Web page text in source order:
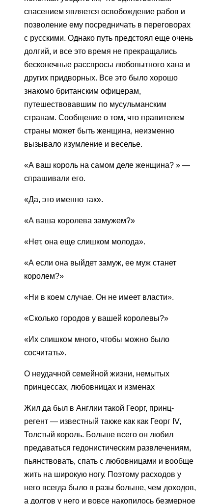
спасением является освобождение рабов и
позволение ему посредничать в переговорах
с русскими. Однако путь предстоял еще очень
долгий, и все это время не прекращались
бесконечные расспросы любопытного хана и
других придворных. Все это было хорошо
знакомо британским офицерам,
путешествовавшим по мусульманским
странам. Сообщение о том, что правителем
страны может быть женщина, неизменно
вызывало изумление и веселье.
«А ваш король на самом деле женщина? » —
спрашивали его.
«Да, это именно так».
«А ваша королева замужем?»
«Нет, она еще слишком молода».
«А если она выйдет замуж, ее муж станет
королем?»
«Ни в коем случае. Он не имеет власти».
«Сколько городов у вашей королевы?»
«Их слишком много, чтобы можно было
сосчитать».
О неудачной семейной жизни, немытых
принцессах, любовницах и изменах
Жил да был в Англии такой Георг, принц-
регент — известный также как как Георг IV,
Толстый король. Больше всего он любил
предаваться гедонистическим развлечениям,
пьянствовать, спать с любовницами и вообще
жить на широкую ногу. Поэтому расходов у
него всегда было в разы больше, чем доходов,
а долгов у него и вовсе накопилось безмерное